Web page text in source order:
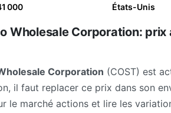
000 États-Unis
Wholesale Corporation:
Corporation (COST) est
il faut replacer ce prix dans son
le marché actions et lire les